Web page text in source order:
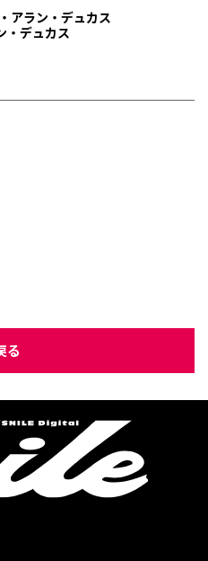
アラン・デュカス
・デュカス
る